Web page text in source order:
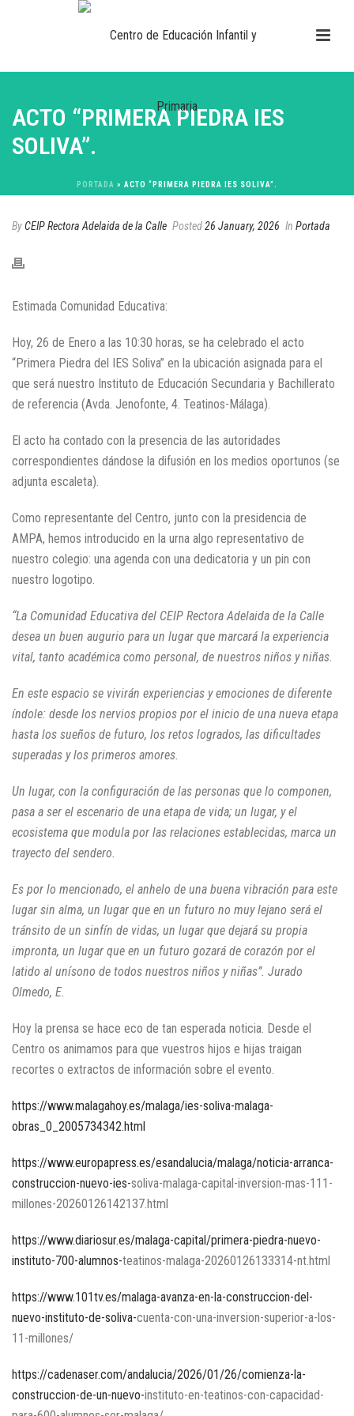
ACTO “PRIMERA PIEDRA IES
SOLIVA”.
PORTADA » ACTO “PRIMERA PIEDRA IES SOLIVA”.
ByCEIP Rectora Adelaida de la Calle Posted26 January, 2026 In Portada
Estimada Comunidad Educativa:
Hoy, 26 de Enero a las 10:30 horas, se ha celebrado el acto
“Primera Piedra del IES Soliva” en la ubicación asignada para el
que será nuestro Instituto de Educación Secundaria y Bachillerato
de referencia (Avda. Jenofonte, 4. Teatinos-Málaga).
El acto ha contado con la presencia de las autoridades
correspondientes dándose la difusión en los medios oportunos (se
adjunta escaleta).
Como representante del Centro, junto con la presidencia de
AMPA, hemos introducido en la urna algo representativo de
nuestro colegio: una agenda con una dedicatoria y un pin con
nuestro logotipo.
“La Comunidad Educativa del CEIP Rectora Adelaida de la Calle
desea un buen augurio para un lugar que marcará la experiencia
vital, tanto académica como personal, de nuestros niños y niñas.
En este espacio se vivirán experiencias y emociones de diferente
índole: desde los nervios propios por el inicio de una nueva etapa
hasta los sueños de futuro, los retos logrados, las dificultades
superadas y los primeros amores.
Un lugar, con la configuración de las personas que lo componen,
pasa a ser el escenario de una etapa de vida; un lugar, y el
ecosistema que modula por las relaciones establecidas, marca un
trayecto del sendero.
Es por lo mencionado, el anhelo de una buena vibración para este
lugar sin alma, un lugar que en un futuro no muy lejano será el
tránsito de un sinfín de vidas, un lugar que dejará su propia
impronta, un lugar que en un futuro gozará de corazón por el
latido al unísono de todos nuestros niños y niñas”. Jurado
Olmedo, E.
Hoy la prensa se hace eco de tan esperada noticia. Desde el
Centro os animamos para que vuestros hijos e hijas traigan
recortes o extractos de información sobre el evento.
https://www.malagahoy.es/malaga/ies-soliva-malaga-
obras_0_2005734342.html
https://www.europapress.es/esandalucia/malaga/noticia-arranca-
construccion-nuevo-ies-soliva-malaga-capital-inversion-mas-111-
millones-20260126142137.html
https://www.diariosur.es/malaga-capital/primera-piedra-nuevo-
instituto-700-alumnos-teatinos-malaga-20260126133314-nt.html
https://www.101tv.es/malaga-avanza-en-la-construccion-del-
nuevo-instituto-de-soliva-cuenta-con-una-inversion-superior-a-los-
11-millones/
https://cadenaser.com/andalucia/2026/01/26/comienza-la-
construccion-de-un-nuevo-instituto-en-teatinos-con-capacidad-